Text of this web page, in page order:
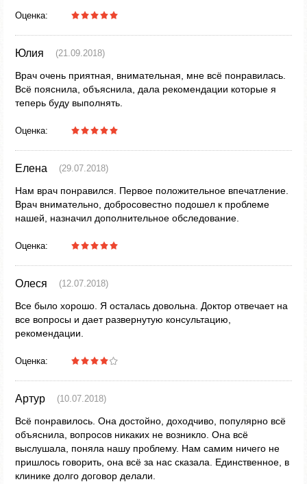
Оценка:
Юлия (21.09.2018)
Врач очень приятная, внимательная, мне всё понравилась.
Всё пояснила, объяснила, дала рекомендации которые я
теперь буду выполнять.
Оценка:
Елена (29.07.2018)
Нам врач понравился. Первое положительное впечатление.
Врач внимательно, добросовестно подошел к проблеме
нашей, назначил дополнительное обследование.
Оценка:
Олеся (12.07.2018)
Все было хорошо. Я осталась довольна. Доктор отвечает на
все вопросы и дает развернутую консультацию,
рекомендации.
Оценка:
Артур (10.07.2018)
Всё понравилось. Она достойно, доходчиво, популярно всё
объяснила, вопросов никаких не возникло. Она всё
выслушала, поняла нашу проблему. Нам самим ничего не
пришлось говорить, она всё за нас сказала. Единственное, в
клинике долго договор делали.